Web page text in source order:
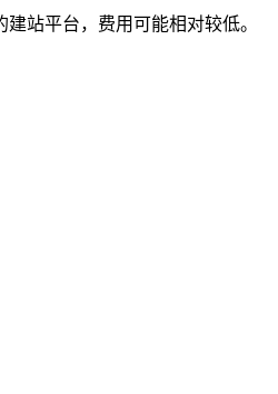
站平台，费用可能相对较低。